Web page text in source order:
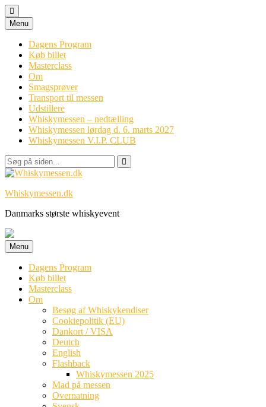
Menu Videre
til
indhold
Dagens Program
Køb billet
Masterclass
Om
Smagsprøver
Transport til messen
Udstillere
Whiskymessen – nedtælling
Whiskymessen lørdag d. 6. marts 2027
Whiskymessen V.I.P. CLUB
Søg
efter:
Whiskymessen.dk
Danmarks største whiskyevent
Menu Videre
til
indhold
Dagens Program
Køb billet
Masterclass
Om
Besøg af Whiskykendiser
Cookiepolitik (EU)
Dankort / VISA
Deutch
English
Flashback
Whiskymessen 2025
Mad på messen
Overnatning